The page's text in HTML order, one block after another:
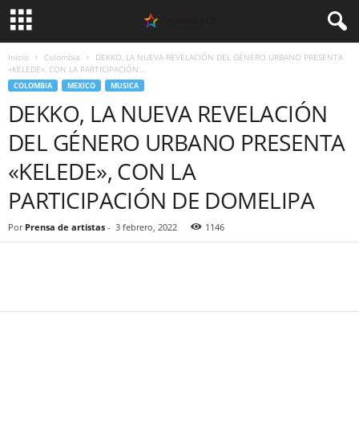
Inicio Colombia
DEKKO, LA NUEVA REVELACIÓN DEL GÉNERO URBANO PRESENTA
«KELEDE», CON LA PARTICIPACIÓN...
COLOMBIA MEXICO MUSICA
DEKKO, LA NUEVA REVELACIÓN
DEL GÉNERO URBANO PRESENTA
«KELEDE», CON LA
PARTICIPACIÓN DE DOMELIPA
Por Prensa de artistas - 3 febrero, 2022 1146